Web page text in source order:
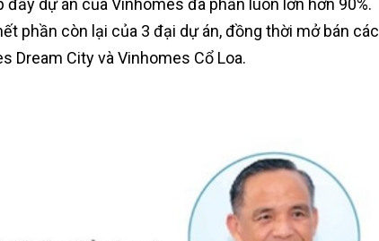
dự án của Vinhomes đa phần luôn lớn hơn 90%.
phần còn lại của 3 đại dự án, đồng thời mở bán các
Dream City và Vinhomes Cổ Loa.